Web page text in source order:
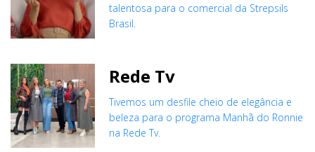
talentosa para o comercial da Strepsils
Brasil.
Rede Tv
Tivemos um desfile cheio de elegância e
beleza para o programa Manhã do Ronnie
na Rede Tv.